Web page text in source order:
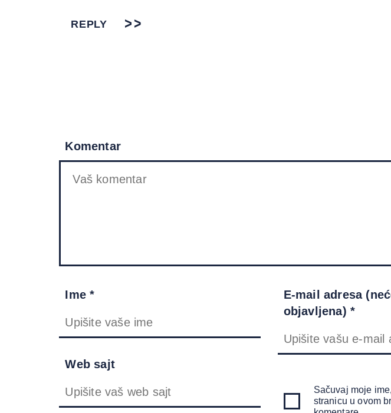
REPLY
Komentar
Ime *
E-mail adresa
objavljena) *
Web sajt
Sačuvaj moje
stranicu u ovom